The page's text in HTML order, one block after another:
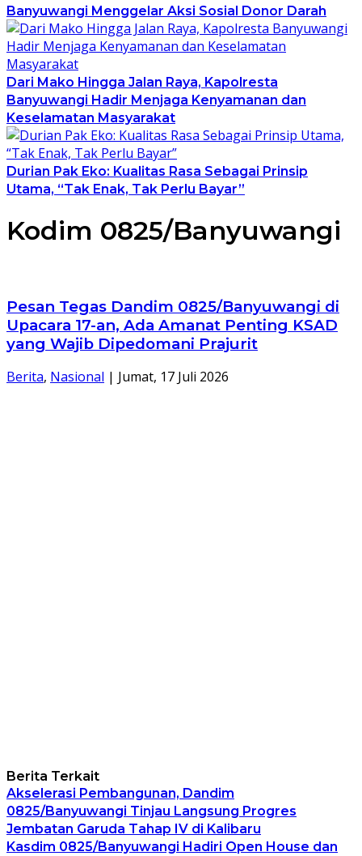
Banyuwangi Menggelar Aksi Sosial Donor Darah
Dari Mako Hingga Jalan Raya, Kapolresta
Banyuwangi Hadir Menjaga Kenyamanan dan
Keselamatan Masyarakat
Durian Pak Eko: Kualitas Rasa Sebagai Prinsip
Utama, “Tak Enak, Tak Perlu Bayar”
Kodim 0825/Banyuwangi
Pesan Tegas Dandim 0825/Banyuwangi di
Upacara 17-an, Ada Amanat Penting KSAD
yang Wajib Dipedomani Prajurit
Berita, Nasional | Jumat, 17 Juli 2026
Berita Terkait
Akselerasi Pembangunan, Dandim
0825/Banyuwangi Tinjau Langsung Progres
Jembatan Garuda Tahap IV di Kalibaru
Kasdim 0825/Banyuwangi Hadiri Open House dan